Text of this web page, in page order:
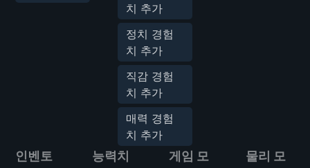
치 추가
정치 경험
치 추가
직감 경험
치 추가
매력 경험
치 추가
인벤토
능력치
게임 모
물리 모